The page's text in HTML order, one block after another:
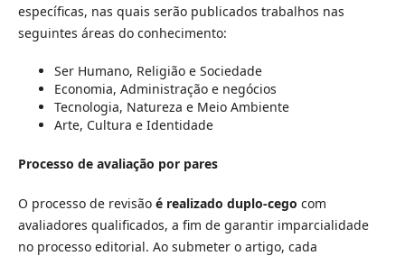
específicas, nas quais serão publicados trabalhos nas
seguintes áreas do conhecimento:
Ser Humano, Religião e Sociedade
Economia, Administração e negócios
Tecnologia, Natureza e Meio Ambiente
Arte, Cultura e Identidade
Processo de avaliação por pares
O processo de revisão é realizado duplo-cego com
avaliadores qualificados, a fim de garantir imparcialidade
no processo editorial. Ao submeter o artigo, cada